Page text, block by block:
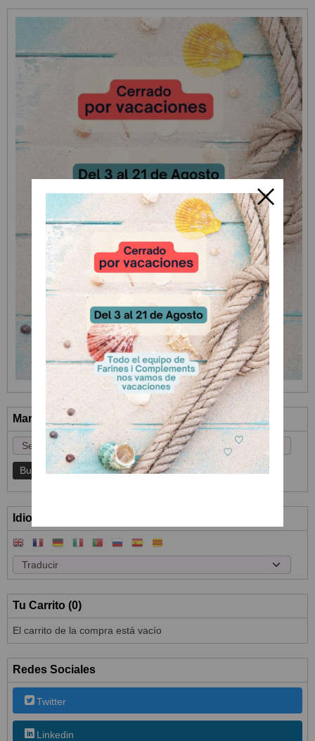
Marcas
Idioma
Tu Carrito (0)
El carrito de la compra está vacío
Redes Sociales
Twitter
Linkedin